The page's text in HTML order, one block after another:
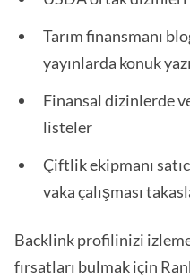
Tarım finansmanı
yayınlarda konuk
Finansal dizinlerde
listeler
Çiftlik ekipmanı
vaka çalışması
Backlink profilinizi
fırsatları bulmak için